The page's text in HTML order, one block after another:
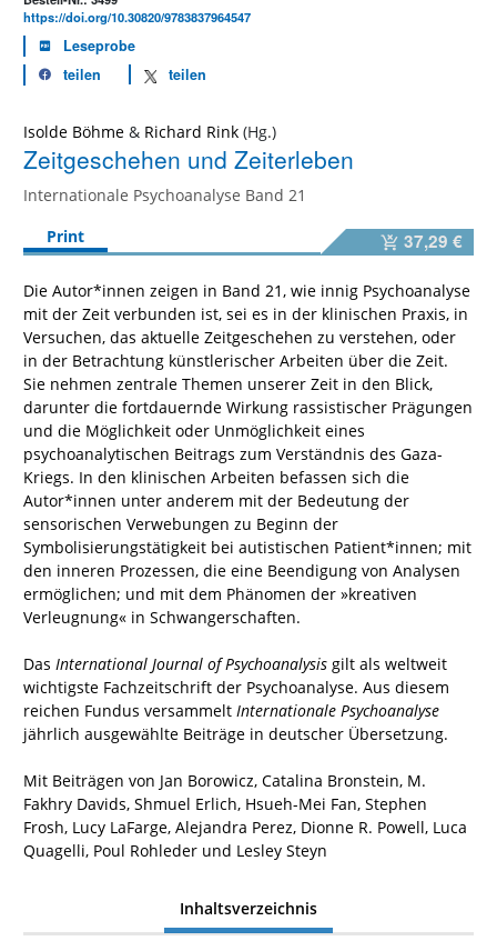
https://doi.org/10.30820/9783837964547
Leseprobe
teilen
teilen
Isolde Böhme & Richard Rink
Zeitgeschehen und Zeiterleben
Internationale Psychoanalyse Band 21
Print
37,29 €
Die Autor*innen zeigen in Band 21, wie innig Psychoanalyse
mit der Zeit verbunden ist, sei es in der klinischen Praxis, in
Versuchen, das aktuelle Zeitgeschehen zu verstehen, oder
in der Betrachtung künstlerischer Arbeiten über die Zeit.
Sie nehmen zentrale Themen unserer Zeit in den Blick,
darunter die fortdauernde Wirkung rassistischer Prägungen
und die Möglichkeit oder Unmöglichkeit eines
psychoanalytischen Beitrags zum Verständnis des Gaza-
Kriegs. In den klinischen Arbeiten befassen sich die
Autor*innen unter anderem mit der Bedeutung der
sensorischen Verwebungen zu Beginn der
Symbolisierungstätigkeit bei autistischen Patient*innen; mit
den inneren Prozessen, die eine Beendigung von Analysen
ermöglichen; und mit dem Phänomen der »kreativen
Verleugnung« in Schwangerschaften.
Das International Journal of Psychoanalysis gilt als weltweit
wichtigste Fachzeitschrift der Psychoanalyse. Aus diesem
reichen Fundus versammelt Internationale Psychoanalyse
jährlich ausgewählte Beiträge in deutscher Übersetzung.
Mit Beiträgen von Jan Borowicz, Catalina Bronstein, M.
Fakhry Davids, Shmuel Erlich, Hsueh-Mei Fan, Stephen
Frosh, Lucy LaFarge, Alejandra Perez, Dionne R. Powell, Luca
Quagelli, Poul Rohleder und Lesley Steyn
Inhaltsverzeichnis